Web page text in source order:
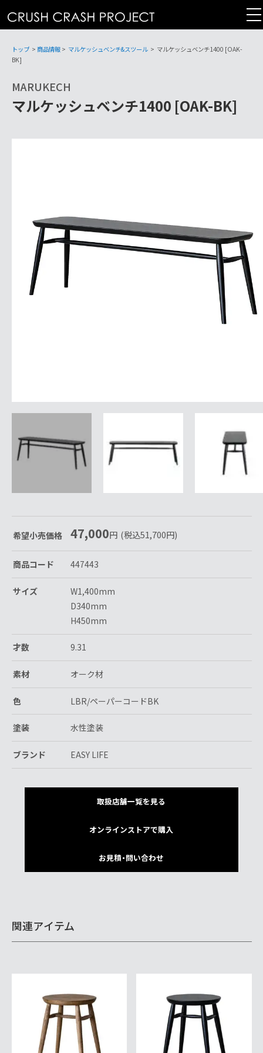
テ
トップ > 商品情報> マルケッシュベンチ&スツール > マルケッシュベンチ1400 [OAK-
BK]
MARUKECH
マルケッシュベンチ1400 [OAK-BK]
希望小売価格 47,000円 (税込51,700円)
商品コード 447443
サイズ
W1,400mm
D340mm
H450mm
才数 9.31
素材 オーク材
色 LBR/ペーパーコードBK
塗装 水性塗装
ブランド EASY LIFE
取扱店舗一覧を見る
オンラインストアで購入
お見積・問い合わせ
関連アイテム